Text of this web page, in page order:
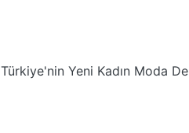
Türkiye'nin Yeni Kadın Moda